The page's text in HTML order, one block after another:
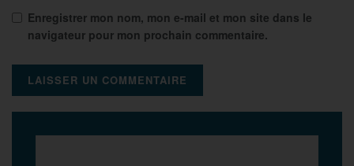
Enregistrer mon nom, mon e-mail et mon site dans le
navigateur pour mon prochain commentaire.